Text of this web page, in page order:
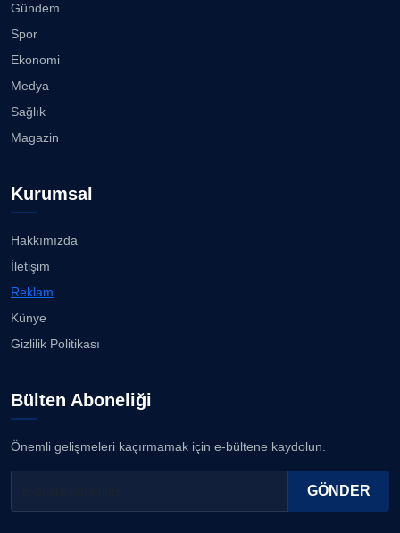
Gündem
Spor
Ekonomi
Medya
Sağlık
Magazin
Kurumsal
Hakkımızda
İletişim
Reklam
Künye
Gizlilik Politikası
Bülten Aboneliği
Önemli gelişmeleri kaçırmamak için e-bültene kaydolun.
GÖNDER